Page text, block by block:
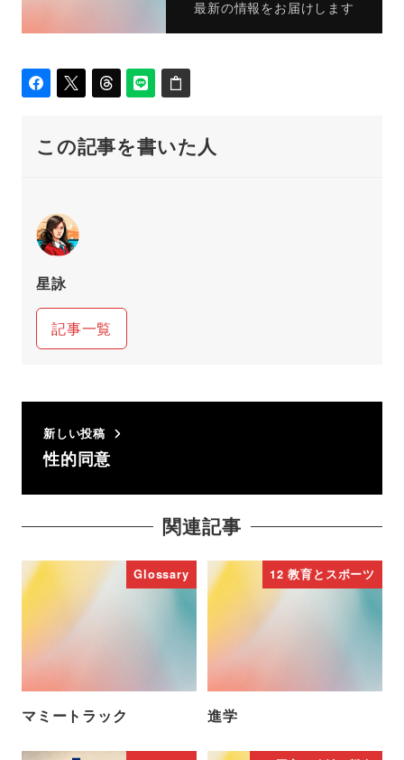
最新の情報をお届けします
この記事を書いた人
星詠
記事一覧
新しい投稿
性的同意
関連記事
Glossary
マミートラック
12 教育とスポーツ
進学